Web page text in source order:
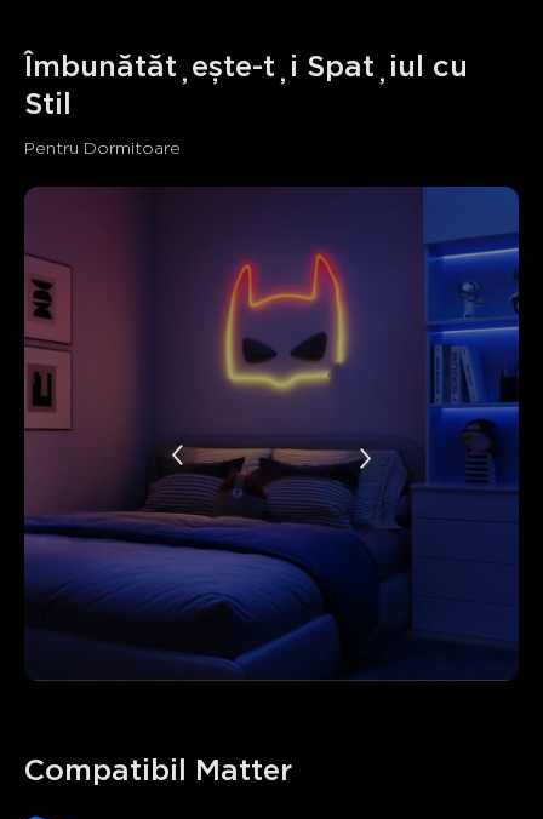
Îmbunătățește-ți Spațiul cu
Stil
Pentru Dormitoare
Compatibil Matter